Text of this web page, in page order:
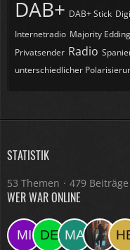
DAB+ DAB+ Stick
Internetradio Majority
Privatsender Radio
unterschiedlicher
STATISTIK
53 Themen 479
WER WAR ONLINE